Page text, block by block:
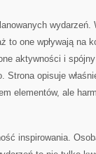
wydarzeń.
to one wpływają na
aktywności i
Strona opisuje
elementów, ale
inspirowania.